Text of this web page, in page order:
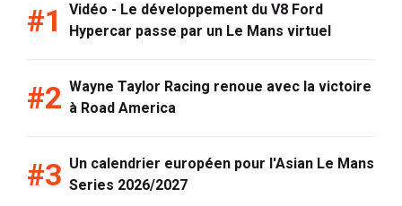
Vidéo - Le développement du V8 Ford
Hypercar passe par un Le Mans virtuel
Wayne Taylor Racing renoue avec la victoire
à Road America
Un calendrier européen pour l'Asian Le Mans
Series 2026/2027